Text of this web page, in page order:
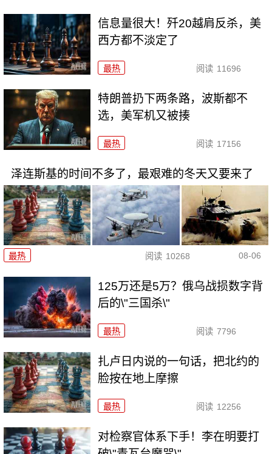
信息量很大！歼20越肩反杀，美
西方都不淡定了
最热 阅读 11696
特朗普扔下两条路，波斯都不
选，美军机又被揍
最热 阅读 17156
泽连斯基的时间不多了，最艰难的冬天又要来了
最热 阅读 10268 08-06
125万还是5万？俄乌战损数字背
后的\"三国杀\"
最热 阅读 7796
扎卢日内说的一句话，把北约的
脸按在地上摩擦
最热 阅读 12256
对检察官体系下手！李在明要打